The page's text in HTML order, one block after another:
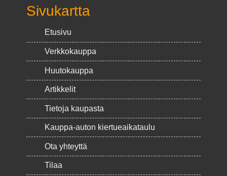
Sivukartta
Etusivu
Verkkokauppa
Huutokauppa
Artikkelit
Tietoja kaupasta
Kauppa-auton kiertueaikataulu
Ota yhteyttä
Tilaa